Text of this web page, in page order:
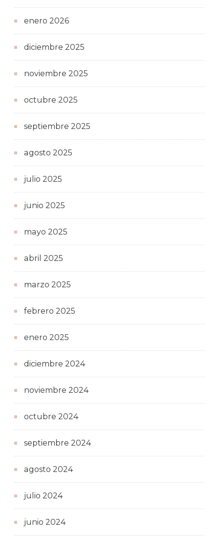
enero 2026
diciembre 2025
noviembre 2025
octubre 2025
septiembre 2025
agosto 2025
julio 2025
junio 2025
mayo 2025
abril 2025
marzo 2025
febrero 2025
enero 2025
diciembre 2024
noviembre 2024
octubre 2024
septiembre 2024
agosto 2024
julio 2024
junio 2024